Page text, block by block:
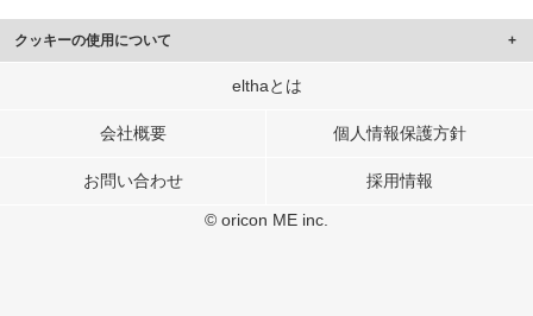
クッキーの使用について
このサイトでは Cookie を使用して、ユーザーに合わせたコンテンツや広告の
行っています。
メディアや広告配信、データ解析の各パートナーに提供しています。
elthaとは
会社概要 個人情報保護方針
お問い合わせ 採用情報
© oricon ME inc.